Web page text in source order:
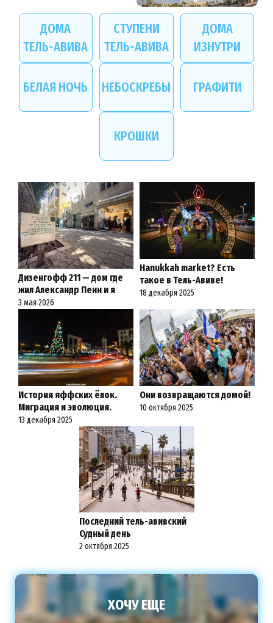
ДОМА
ТЕЛЬ-АВИВА
СТУПЕНИ
ТЕЛЬ-АВИВА
ДОМА
ИЗНУТРИ
БЕЛАЯ НОЧЬ НЕБОСКРЕБЫ ГРАФИТИ
КРОШКИ
Дизенгофф 211 — дом где
жил Александр Пенн и я
3 мая 2026
Hanukkah market? Есть
такое в Тель-Авиве!
18 декабря 2025
История яффских ёлок.
Миграция и эволюция.
13 декабря 2025
Они возвращаются домой!
10 октября 2025
Последний тель-авивский
Судный день
2 октября 2025
ХОЧУ ЕЩЕ